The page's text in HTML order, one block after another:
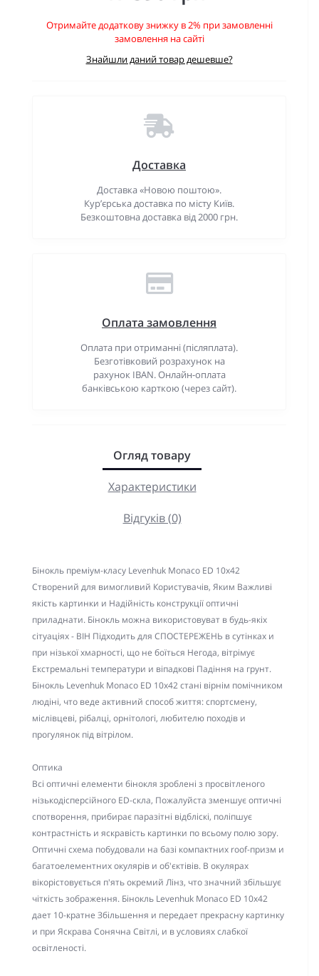
Отримайте додаткову знижку в 2% при замовленні
замовлення на сайті
Знайшли даний товар дешевше?
Доставка
Доставка «Новою поштою».
Кур’єрська доставка по місту Київ.
Безкоштовна доставка від 2000 грн.
Оплата замовлення
Оплата при отриманні (післяплата).
Безготівковий розрахунок на
рахунок IBAN. Онлайн-оплата
банківською карткою (через сайт).
Огляд товару
Характеристики
Відгуків (0)
Бінокль преміум-класу Levenhuk Monaco ED 10x42
Створений для вимогливий Користувачів, Яким Важливі
якість картинки и Надійність конструкції оптичні
приладнати. Бінокль можна використовуват в будь-якіх
сітуаціях - ВІН Підходить для СПОСТЕРЕЖЕНЬ в сутінках и
при нізької хмарності, що не боїться Негода, вітрімує
Екстремальні температури и віпадкові Падіння на грунт.
Бінокль Levenhuk Monaco ED 10x42 стані вірнім помічником
людіні, что веде активний способ життя: спортсмену,
міслівцеві, рібалці, орнітологі, любителю походів и
прогулянок під вітрілом.
Оптика
Всі оптичні елементи бінокля зроблені з просвітленого
нізькодісперсійного ED-скла, Пожалуйста зменшує оптичні
спотворення, прибирає паразітні відбліскі, поліпшує
контрастність и яскравість картинки по всьому полю зору.
Оптичні схема побудовали на базі компактних roof-призм и
багатоелементних окулярів и об'єктівів. В окулярах
вікорістовується п'ять окремий Лінз, что значний збільшує
чіткість зображення. Бінокль Levenhuk Monaco ED 10x42
дает 10-кратне Збільшення и передает прекрасну картинку
и при Яскрава Сонячна Світлі, и в условиях слабкої
освітленості.